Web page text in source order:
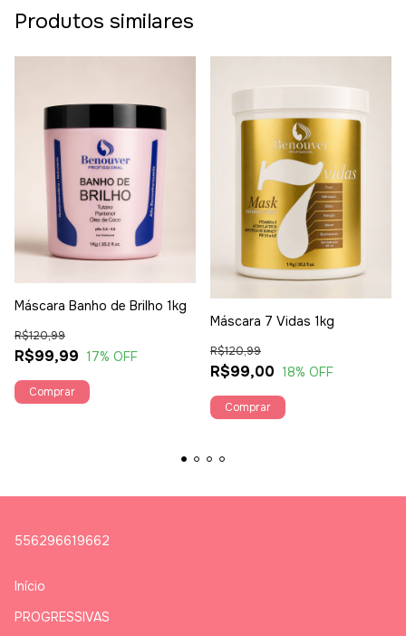
Produtos similares
Máscara Banho de Brilho 1kg
R$99,99
R$120,99
17% OFF
Máscara 7 Vidas 1kg
R$99,00
R$120,99
18% OFF
556296619662
Início
PROGRESSIVAS